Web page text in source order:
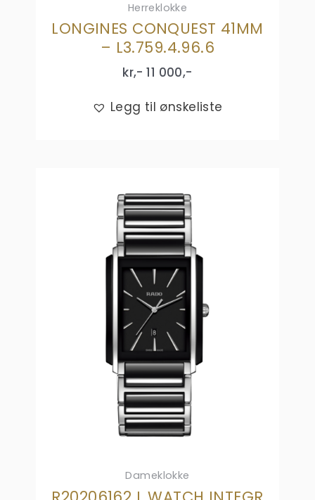
Herreklokke
LONGINES CONQUEST 41MM
– L3.759.4.96.6
kr,- 11 000,-
Legg til ønskeliste
Dameklokke